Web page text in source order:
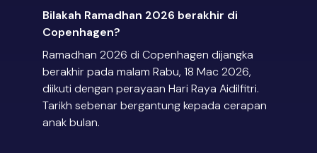
Bilakah Ramadhan 2026 berakhir di
Copenhagen?
Ramadhan 2026 di Copenhagen dijangka
berakhir pada malam Rabu, 18 Mac 2026,
diikuti dengan perayaan Hari Raya Aidilfitri.
Tarikh sebenar bergantung kepada cerapan
anak bulan.